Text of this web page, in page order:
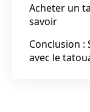
Acheter un
savoir
Conclusion :
avec le